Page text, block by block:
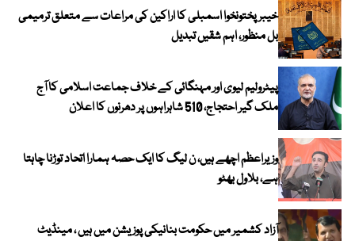
خیبرپختونخوا اسمبلی کا اراکین کی مراعات سے متعلق ترمیمی
بل منظور، اہم شقیں تبدیل
پیٹرولیم لیوی اور مہنگائی کے خلاف جماعت اسلامی کا آج
ملک گیر احتجاج، 510 شاہراہوں پر دھرنوں کا اعلان
وزیراعظم اچھے ہیں، ن لیگ کا ایک حصہ ہمارا اتحاد توڑنا چاہتا
ہے، بلاول بھٹو
آزاد کشمیر میں حکومت بنانیکی پوزیشن میں ہیں ، مینڈیٹ